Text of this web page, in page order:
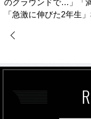
のグラウンドで…」「
「急激に伸びた2年生